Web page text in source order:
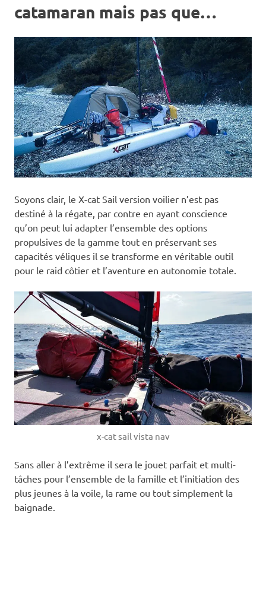
catamaran mais pas que…
Soyons clair, le X-cat Sail version voilier n’est pas
destiné à la régate, par contre en ayant conscience
qu’on peut lui adapter l’ensemble des options
propulsives de la gamme tout en préservant ses
capacités véliques il se transforme en véritable outil
pour le raid côtier et l’aventure en autonomie totale.
x-cat sail vista nav
Sans aller à l’extrême il sera le jouet parfait et multi-
tâches pour l’ensemble de la famille et l’initiation des
plus jeunes à la voile, la rame ou tout simplement la
baignade.